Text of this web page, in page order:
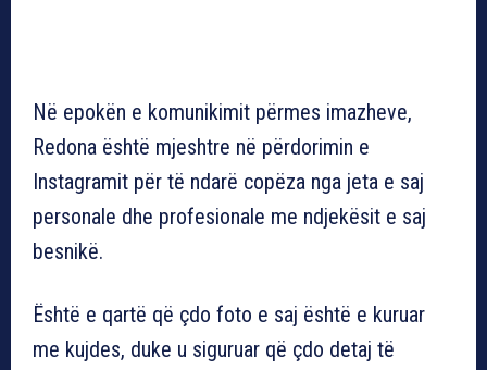
Në epokën e komunikimit përmes imazheve,
Redona është mjeshtre në përdorimin e
Instagramit për të ndarë copëza nga jeta e saj
personale dhe profesionale me ndjekësit e saj
besnikë.
Është e qartë që çdo foto e saj është e kuruar
me kujdes, duke u siguruar që çdo detaj të